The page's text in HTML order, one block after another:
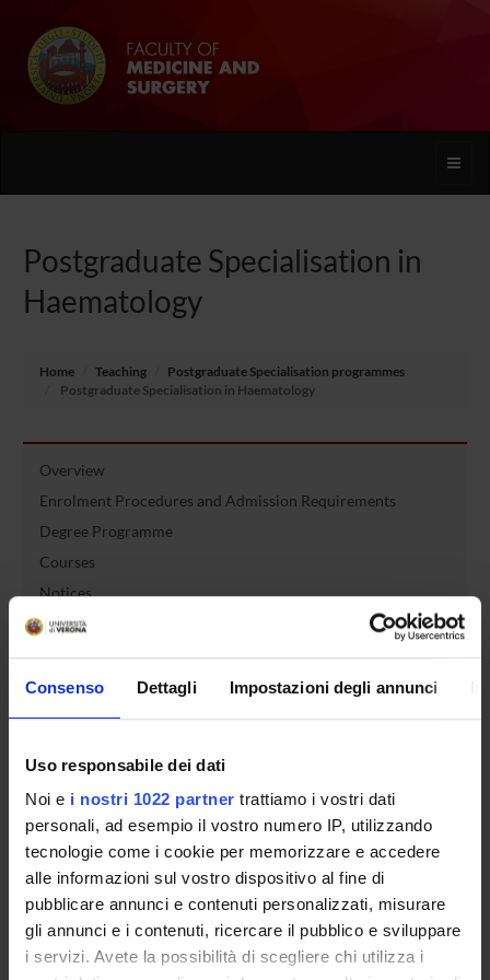
Consenso Dettagli Impostazioni degli annunci
Uso responsabile dei dati
Noi e i nostri 1022 partner trattiamo i vostri dati
personali, ad esempio il vostro numero IP, utilizzando
tecnologie come i cookie per memorizzare e accedere
alle informazioni sul vostro dispositivo al fine di
pubblicare annunci e contenuti personalizzati, misurare
gli annunci e i contenuti, ricercare il pubblico e sviluppare
i servizi. Avete la possibilità di scegliere chi utilizza i
Toggle
Postgraduate Specialisation in
Haematology
Home Teaching
Postgraduate Specialisation programmes
Postgraduate Specialisation in Haematology
Overview
Enrolment Procedures and Admission Requirements
Degree Programme
Courses
Notices
Governing bodies
Rete formativa
International Students
OFFERTA FORMATIVA
SEMESTRE FILTRO
CORSI DI LAUREA
CORSI DI LAUREA MAGISTRALE